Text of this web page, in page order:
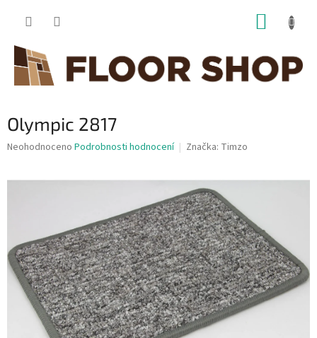
Olympic 2817
Průměrné
hvězdiček.
Neohodnoceno Podrobnosti hodnocení Značka: Timzo